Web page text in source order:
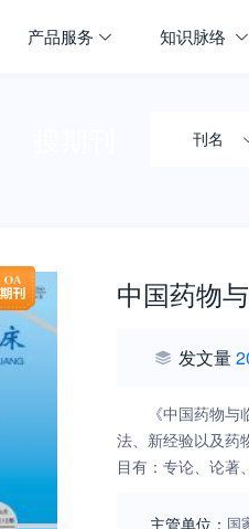
产品服务 知识脉络
刊名
中国药物
发文量
《中国药物
法、新经验以及药
目有：专论、论著
主管单位： 国